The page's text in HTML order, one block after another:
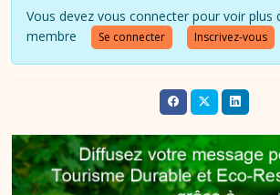
Vous devez vous connecter pour voir plus
membre
Se connecter Inscrivez-vous